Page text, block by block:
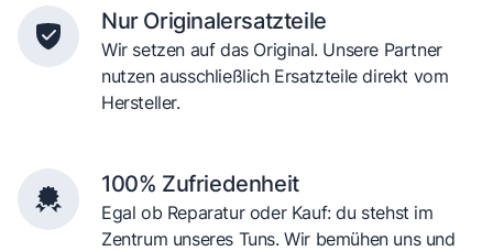
Nur Originalersatzteile
Wir setzen auf das Original. Unsere Partner
nutzen ausschließlich Ersatzteile direkt vom
Hersteller.
100% Zufriedenheit
Egal ob Reparatur oder Kauf: du stehst im
Zentrum unseres Tuns. Wir bemühen uns und